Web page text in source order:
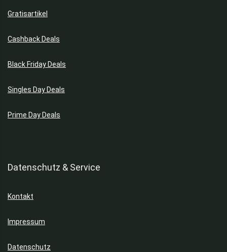
Gratisartikel
Cashback Deals
Black Friday Deals
Singles Day Deals
Prime Day Deals
Datenschutz & Service
Kontakt
Impressum
Datenschutz